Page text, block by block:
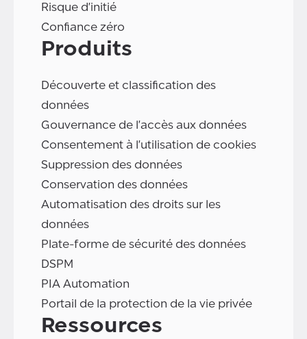
Risque d'initié
Confiance zéro
Produits
Découverte et classification des
données
Gouvernance de l'accès aux données
Consentement à l'utilisation de cookies
Suppression des données
Conservation des données
Automatisation des droits sur les
données
Plate-forme de sécurité des données
DSPM
PIA Automation
Portail de la protection de la vie privée
Ressources